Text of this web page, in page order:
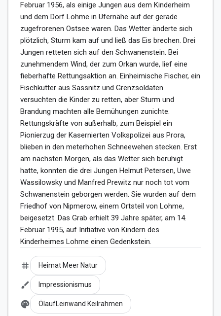
Februar 1956, als einige Jungen aus dem Kinderheim
und dem Dorf Lohme in Ufernähe auf der gerade
zugefrorenen Ostsee waren. Das Wetter änderte sich
plötzlich, Sturm kam auf und ließ das Eis brechen. Drei
Jungen retteten sich auf den Schwanenstein. Bei
zunehmendem Wind, der zum Orkan wurde, lief eine
fieberhafte Rettungsaktion an. Einheimische Fischer, ein
Fischkutter aus Sassnitz und Grenzsoldaten
versuchten die Kinder zu retten, aber Sturm und
Brandung machten alle Bemühungen zunichte.
Rettungskräfte von außerhalb, zum Beispiel ein
Pionierzug der Kasernierten Volkspolizei aus Prora,
blieben in den meterhohen Schneewehen stecken. Erst
am nächsten Morgen, als das Wetter sich beruhigt
hatte, konnten die drei Jungen Helmut Petersen, Uwe
Wassilowsky und Manfred Prewitz nur noch tot vom
Schwanenstein geborgen werden. Sie wurden auf dem
Friedhof von Nipmerow, einem Ortsteil von Lohme,
beigesetzt. Das Grab erhielt 39 Jahre später, am 14.
Februar 1995, auf Initiative von Kindern des
Kinderheimes Lohme einen Gedenkstein.
tag Heimat Meer Natur
brush Impressionismus
palette ÖlaufLeinwand Keilrahmen